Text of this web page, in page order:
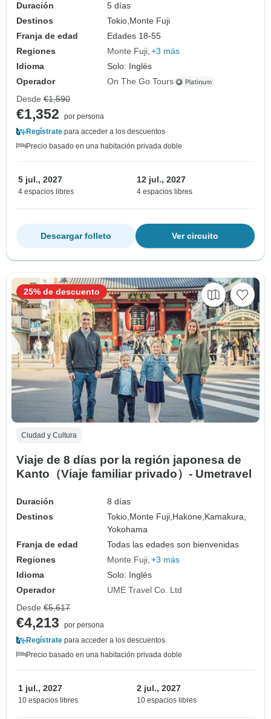
Duración
5 días
Destinos
Tokio, Monte Fuji
Franja de edad
Edades 18-55
Regiones
Monte Fuji +3 más
Idioma
Solo: Inglés
Operador
On The Go Tours
Desde €1,590
€1,352
por persona
Regístrate para acceder a los descuentos
Precio basado en una habitación privada doble
5 jul., 2027
4 espacios libres
12 jul., 2027
4 espacios libres
Ver circuito
Descargar folleto
Ciudad y Cultura
Viaje de 8 días por la región japonesa de
Kanto（Viaje familiar privado）- Umetravel
Duración
8 días
Destinos
Tokio,Monte Fuji,Hakone,Kamakura,
Yokohama
Franja de edad
Todas las edades son bienvenidas
Regiones
Monte Fuji +3 más
Idioma
Solo: Inglés
Operador
UME Travel Co. Ltd
25% de descuento
Desde €5,617
€4,213
por persona
Regístrate para acceder a los descuentos
Precio basado en una habitación privada doble
1 jul., 2027
10 espacios libres
2 jul., 2027
10 espacios libres